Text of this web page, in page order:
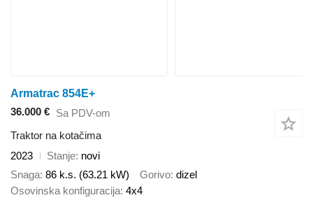
Armatrac 854E+
36.000 € Sa PDV-om
Traktor na kotačima
2023
Stanje novi
Snaga 86 k.s. (63.21 kW) Gorivo dizel
Osovinska konfiguracija 4x4